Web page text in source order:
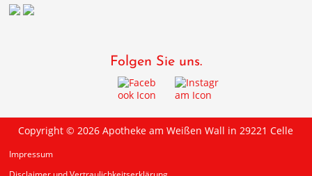
Folgen Sie uns.
Copyright © 2026Apotheke am Weißen Wall in 29221 Celle
Impressum